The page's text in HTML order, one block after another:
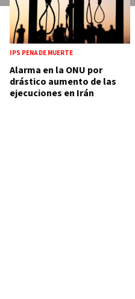
IPS PENA DE MUERTE
Alarma en la ONU por
drástico aumento de las
ejecuciones en Irán